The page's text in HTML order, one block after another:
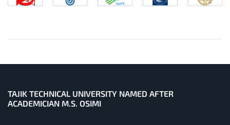
TAJIK TECHNICAL UNIVERSITY NAMED AFTER
ACADEMICIAN M.S. OSIMI